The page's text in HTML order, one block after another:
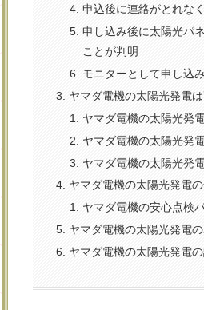
申込後に連絡がとれな
申し込み後に太陽光パ
ことが判明
モニターとして申し込
ヤマダ電機の太陽光発電
ヤマダ電機の太陽光発
ヤマダ電機の太陽光発
ヤマダ電機の太陽光発
ヤマダ電機の太陽光発電
ヤマダ電機の安心点検
ヤマダ電機の太陽光発電
ヤマダ電機の太陽光発電